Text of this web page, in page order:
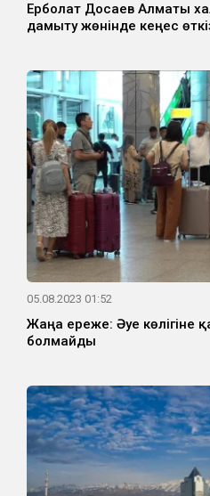
Ерболат Досаев Алматы
дамыту жөнінде кеңес
05.08.2023 01:52
Жаңа ереже: Әуе көлігіне
болмайды